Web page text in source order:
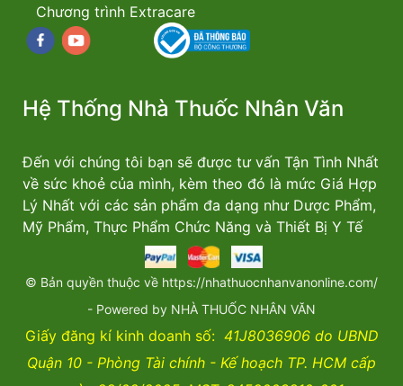
Chính sách đổi trả
Chương trình Extracare
Hệ Thống Nhà Thuốc Nhân Văn
Đến với chúng tôi bạn sẽ được tư vấn Tận Tình Nhất
về sức khoẻ của mình, kèm theo đó là mức Giá Hợp
Lý Nhất với các sản phẩm đa dạng như Dược Phẩm,
Mỹ Phẩm, Thực Phẩm Chức Năng và Thiết Bị Y Tế
© Bản quyền thuộc về https://nhathuocnhanvanonline.com/
- Powered by NHÀ THUỐC NHÂN VĂN
Giấy đăng kí kinh doanh số:41J8036906 do UBND